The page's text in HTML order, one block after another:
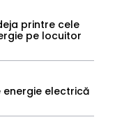
printre cele
pe locuitor
electrică